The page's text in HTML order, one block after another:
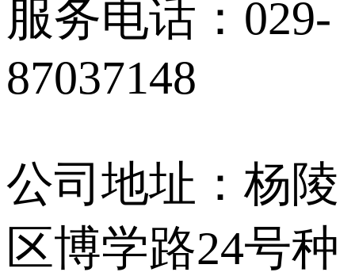
服务电话：029-
87037148
公司地址：杨陵
区博学路24号种